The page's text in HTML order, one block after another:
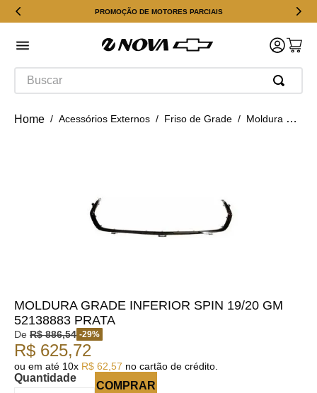
PROMOÇÃO DE MOTORES PARCIAIS
Buscar
Acessórios Externos Friso de Grade Moldura Grade Inferior Spin 19/20 GM 52138883 Prata
MOLDURA GRADE INFERIOR SPIN 19/20 GM
52138883 PRATA
De R$ 886,54 -29%
R$ 625,72
ou em até 10x R$ 62 57 no cartão de crédito.
Quantidade
COMPRAR